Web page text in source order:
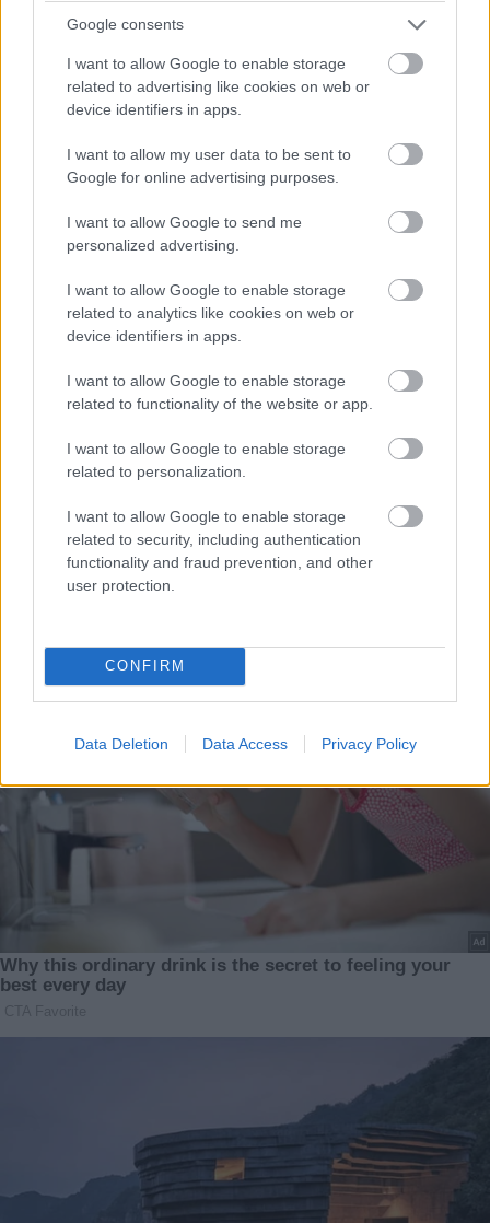
Google consents
I want to allow Google to enable storage
related to advertising like cookies on web or
device identifiers in apps.
I want to allow my user data to be sent to
Google for online advertising purposes.
I want to allow Google to send me
personalized advertising.
I want to allow Google to enable storage
related to analytics like cookies on web or
device identifiers in apps.
I want to allow Google to enable storage
related to functionality of the website or app.
I want to allow Google to enable storage
related to personalization.
I want to allow Google to enable storage
related to security, including authentication
functionality and fraud prevention, and other
user protection.
CONFIRM
Data Deletion Data Access Privacy Policy